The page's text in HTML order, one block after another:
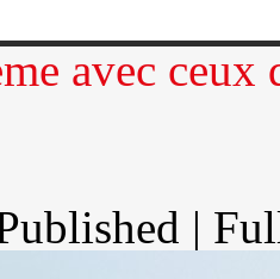
avec ceux
|